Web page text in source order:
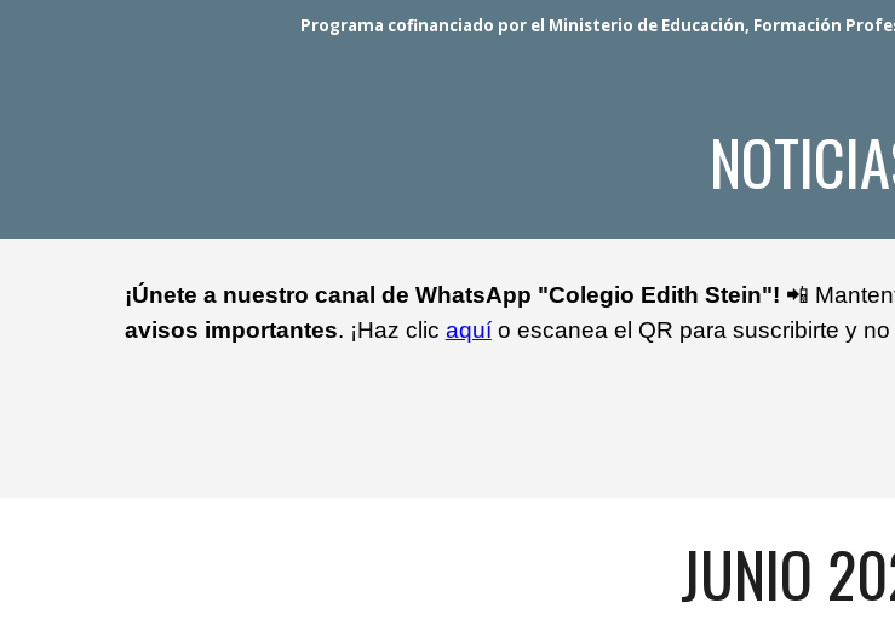
Programa cofinanciado por el Ministerio de Educación, Formación
¡Únete a nuestro canal de WhatsApp "Colegio Edith Stein"! 📲
avisos importantes. ¡Haz clic aquío escanea el QR para suscribirte y
JUNIO